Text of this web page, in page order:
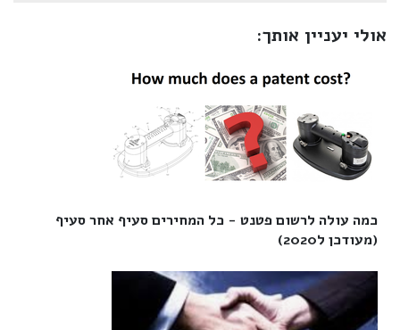
אולי יעניין אותך:
כמה עולה לרשום פטנט - כל המחירים סעיף אחר סעיף
(מעודכן ל2020)‎